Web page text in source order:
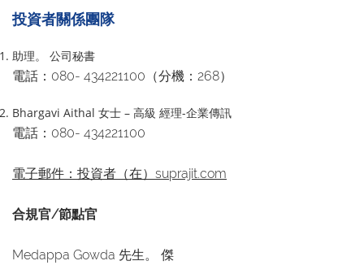
投資者關係團隊
助理。 公司秘書
電話：080- 434221100（分機：268）
Bhargavi Aithal 女士 – 高級 經理-企業傳訊
電話：080- 434221100
電子郵件：投資者（在）suprajit.com
合規官/節點官
Medappa Gowda 先生。 傑